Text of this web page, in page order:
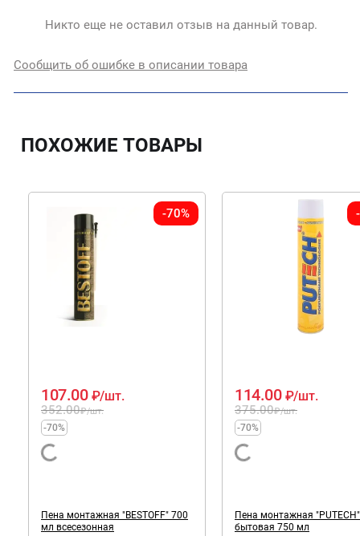
Никто еще не оставил отзыв на данный товар.
Сообщить об ошибке в описании товара
ПОХОЖИЕ ТОВАРЫ
-70%
352.00₽/шт.
107.00 ₽/шт.
-70%
Пена монтажная "BESTOFF" 700
мл всесезонная
375.00₽/шт.
114.00 ₽/шт.
-70%
Пена монтажная "PUTECH"
бытовая 750 мл